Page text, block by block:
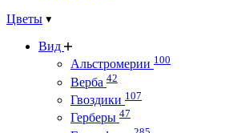
Цветы
Вид
Альстромерии 100
Верба 42
Гвоздики 107
Герберы 47